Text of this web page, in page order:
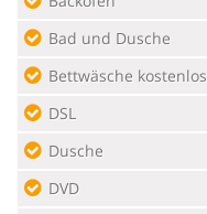
Bad und Dusche
Bettwäsche kostenlos
DSL
Dusche
DVD